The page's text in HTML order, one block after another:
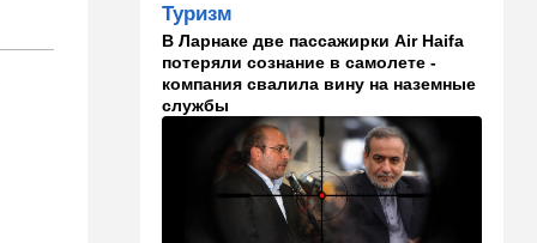
Альцгеймер начинается не
там, где думали: ученые
нашли возможный источник
болезни
В мире
Палестинская
администрация проиграла
очередную судебную битву
Туризм
В Ларнаке две пассажирки Air Haifa
потеряли сознание в самолете -
компания свалила вину на наземные
службы